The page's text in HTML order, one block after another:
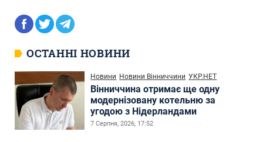
ОСТАННІ НОВИНИ
Новини Новини Вінниччини УКР.НЕТ
Вінниччина отримає ще одну
модернізовану котельню за
угодою з Нідерландами
7 Серпня, 2026, 17:52